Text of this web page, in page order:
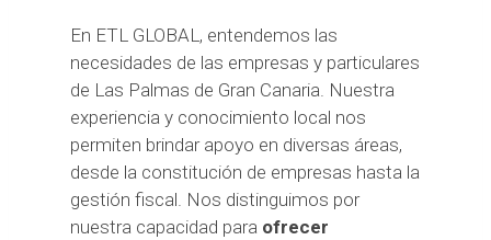
En ETL GLOBAL, entendemos las
necesidades de las empresas y particulares
de Las Palmas de Gran Canaria. Nuestra
experiencia y conocimiento local nos
permiten brindar apoyo en diversas áreas,
desde la constitución de empresas hasta la
gestión fiscal. Nos distinguimos por
nuestra capacidad para ofrecer